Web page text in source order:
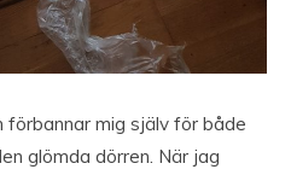
förbannar mig själv för både
glömda dörren. När jag